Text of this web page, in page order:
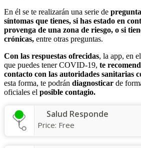
En él se te realizarán una serie de
síntomas que tienes, si has estado en
provenga de una zona de riesgo, o si
crónicas, entre otras preguntas.
Con las respuestas ofrecidas, la app, en
que puedes tener COVID-19, te
contacto con las autoridades sanitarias
esta forma, te podrán diagnosticar de
oficiales el posible contagio.
Salud Responde
Price: Free